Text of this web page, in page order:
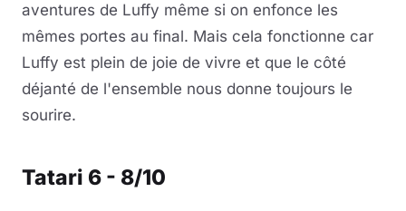
aventures de Luffy même si on enfonce les
mêmes portes au final. Mais cela fonctionne car
Luffy est plein de joie de vivre et que le côté
déjanté de l'ensemble nous donne toujours le
sourire.
Tatari 6 - 8/10